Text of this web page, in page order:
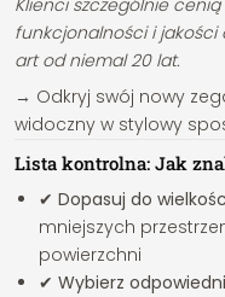
Klienci szczególnie
funkcjonalności i jakości
art od niemal 20 lat.
→ Odkryj swój nowy
widoczny w stylowy
Lista kontrolna: Jak
✔ Dopasuj do
mniejszych
powierzchni
✔ Wybierz